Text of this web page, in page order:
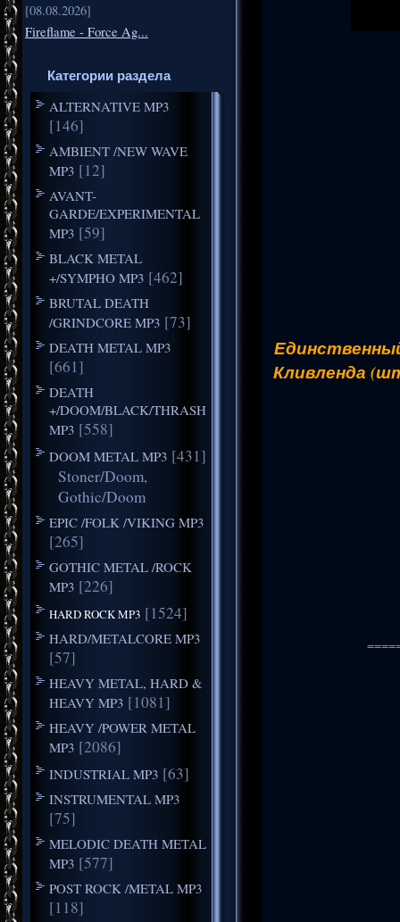
[08.08.2026]
Fireflame - Force Ag...
Категории раздела
ALTERNATIVE MP3
[146]
AMBIENT /NEW WAVE
MP3 [12]
AVANT-
GARDE/EXPERIMENTAL
MP3 [59]
BLACK METAL
+/SYMPHO MP3 [462]
BRUTAL DEATH
/GRINDCORE MP3 [73]
DEATH METAL MP3
[661]
DEATH
+/DOOM/BLACK/THRASH
MP3 [558]
DOOM METAL MP3 [431]
Stoner/Doom,
Gothic/Doom
EPIC /FOLK /VIKING MP3
[265]
GOTHIC METAL /ROCK
MP3 [226]
HARD ROCK MP3 [1524]
HARD/METALCORE MP3
[57]
HEAVY METAL, HARD &
HEAVY MP3 [1081]
HEAVY /POWER METAL
MP3 [2086]
INDUSTRIAL MP3 [63]
INSTRUMENTAL MP3
[75]
MELODIC DEATH METAL
MP3 [577]
POST ROCK /METAL MP3
[118]
Кливленда